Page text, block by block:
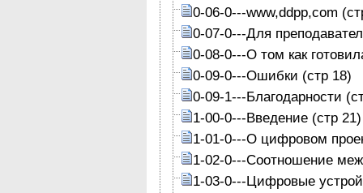
0-06-0---www,ddpp,com
0-07-0---Для
0-08-0---О том как
0-09-0---Ошибки (стр 18)
0-09-1---Благодарности
1-00-0---Введение (стр 21)
1-01-0---О цифровом
1-02-0---Соотношение
1-03-0---Цифровые